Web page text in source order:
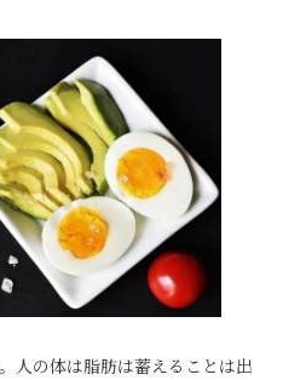
人の体は脂肪は蓄えることは出